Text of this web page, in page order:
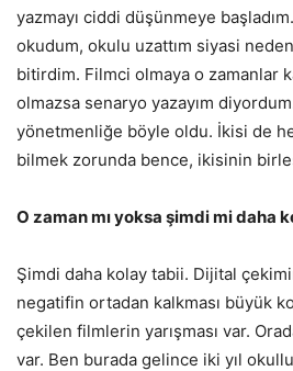
yazmayı ciddi düşünmeye
okudum, okulu uzattım siyasi
bitirdim. Filmci olmaya o zamanlar
olmazsa senaryo yazayım
yönetmenliğe böyle oldu. İkisi de
bilmek zorunda bence, ikisinin
O zaman mı yoksa şimdi mi daha
Şimdi daha kolay tabii. Dijital
negatifin ortadan kalkması büyük
çekilen filmlerin yarışması var.
var. Ben burada gelince iki yıl